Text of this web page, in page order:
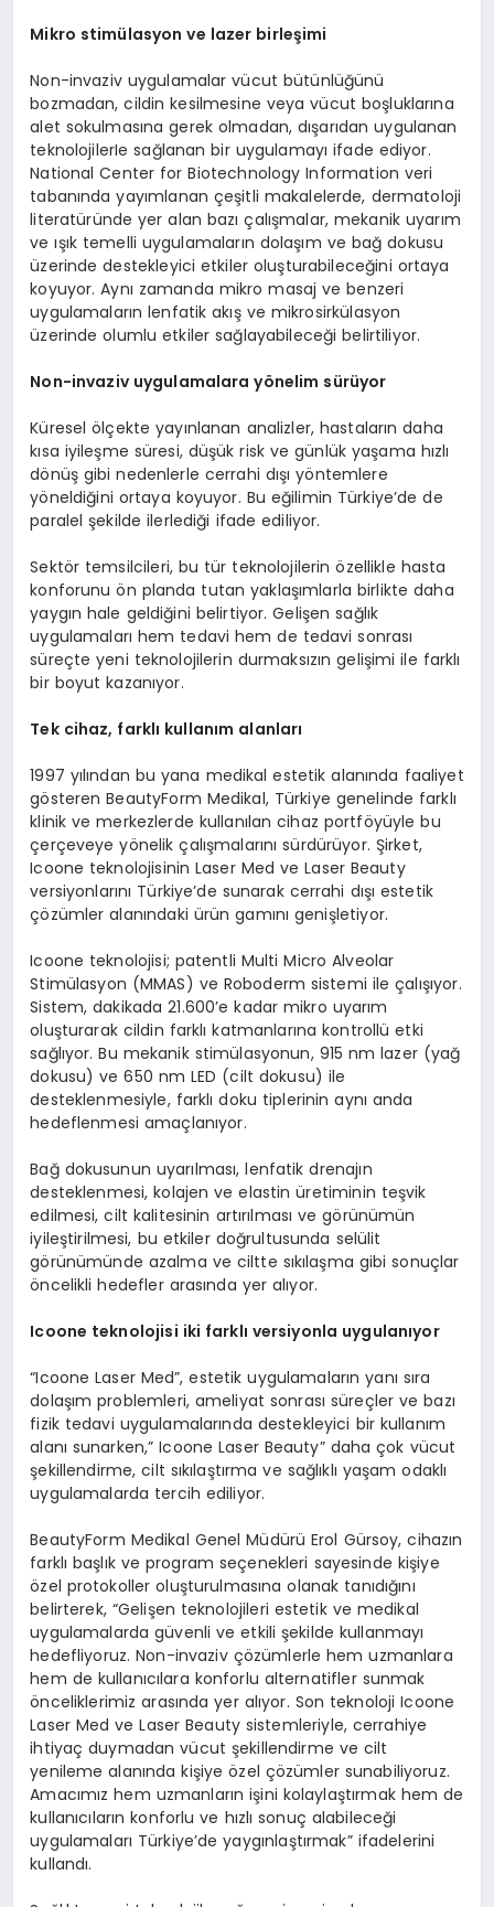
Mikro stimülasyon ve lazer birleşimi
Non-invaziv uygulamalar vücut bütünlüğünü
bozmadan, cildin kesilmesine veya vücut boşluklarına
alet sokulmasına gerek olmadan, dışarıdan uygulanan
teknolojilerIe sağlanan bir uygulamayı ifade ediyor.
National Center for Biotechnology Information veri
tabanında yayımlanan çeşitli makalelerde, dermatoloji
literatüründe yer alan bazı çalışmalar, mekanik uyarım
ve ışık temelli uygulamaların dolaşım ve bağ dokusu
üzerinde destekleyici etkiler oluşturabileceğini ortaya
koyuyor. Aynı zamanda mikro masaj ve benzeri
uygulamaların lenfatik akış ve mikrosirkülasyon
üzerinde olumlu etkiler sağlayabileceği belirtiliyor.
Non-invaziv uygulamalara yönelim sürüyor
Küresel ölçekte yayınlanan analizler, hastaların daha
kısa iyileşme süresi, düşük risk ve günlük yaşama hızlı
dönüş gibi nedenlerle cerrahi dışı yöntemlere
yöneldiğini ortaya koyuyor. Bu eğilimin Türkiye’de de
paralel şekilde ilerlediği ifade ediliyor.
Sektör temsilcileri, bu tür teknolojilerin özellikle hasta
konforunu ön planda tutan yaklaşımlarla birlikte daha
yaygın hale geldiğini belirtiyor. Gelişen sağlık
uygulamaları hem tedavi hem de tedavi sonrası
süreçte yeni teknolojilerin durmaksızın gelişimi ile farklı
bir boyut kazanıyor.
Tek cihaz, farklı kullanım alanları
1997 yılından bu yana medikal estetik alanında faaliyet
gösteren BeautyForm Medikal, Türkiye genelinde farklı
klinik ve merkezlerde kullanılan cihaz portföyüyle bu
çerçeveye yönelik çalışmalarını sürdürüyor. Şirket,
Icoone teknolojisinin Laser Med ve Laser Beauty
versiyonlarını Türkiye’de sunarak cerrahi dışı estetik
çözümler alanındaki ürün gamını genişletiyor.
Icoone teknolojisi; patentli Multi Micro Alveolar
Stimülasyon (MMAS) ve Roboderm sistemi ile çalışıyor.
Sistem, dakikada 21.600’e kadar mikro uyarım
oluşturarak cildin farklı katmanlarına kontrollü etki
sağlıyor. Bu mekanik stimülasyonun, 915 nm lazer (yağ
dokusu) ve 650 nm LED (cilt dokusu) ile
desteklenmesiyle, farklı doku tiplerinin aynı anda
hedeflenmesi amaçlanıyor.
Bağ dokusunun uyarılması, lenfatik drenajın
desteklenmesi, kolajen ve elastin üretiminin teşvik
edilmesi, cilt kalitesinin artırılması ve görünümün
iyileştirilmesi, bu etkiler doğrultusunda selülit
görünümünde azalma ve ciltte sıkılaşma gibi sonuçlar
öncelikli hedefler arasında yer alıyor.
Icoone teknolojisi iki farklı versiyonla uygulanıyor
“Icoone Laser Med”, estetik uygulamaların yanı sıra
dolaşım problemleri, ameliyat sonrası süreçler ve bazı
fizik tedavi uygulamalarında destekleyici bir kullanım
alanı sunarken,” Icoone Laser Beauty” daha çok vücut
şekillendirme, cilt sıkılaştırma ve sağlıklı yaşam odaklı
uygulamalarda tercih ediliyor.
BeautyForm Medikal Genel Müdürü Erol Gürsoy, cihazın
farklı başlık ve program seçenekleri sayesinde kişiye
özel protokoller oluşturulmasına olanak tanıdığını
belirterek, “Gelişen teknolojileri estetik ve medikal
uygulamalarda güvenli ve etkili şekilde kullanmayı
hedefliyoruz. Non-invaziv çözümlerle hem uzmanlara
hem de kullanıcılara konforlu alternatifler sunmak
önceliklerimiz arasında yer alıyor. Son teknoloji Icoone
Laser Med ve Laser Beauty sistemleriyle, cerrahiye
ihtiyaç duymadan vücut şekillendirme ve cilt
yenileme alanında kişiye özel çözümler sunabiliyoruz.
Amacımız hem uzmanların işini kolaylaştırmak hem de
kullanıcıların konforlu ve hızlı sonuç alabileceği
uygulamaları Türkiye’de yaygınlaştırmak” ifadelerini
kullandı.